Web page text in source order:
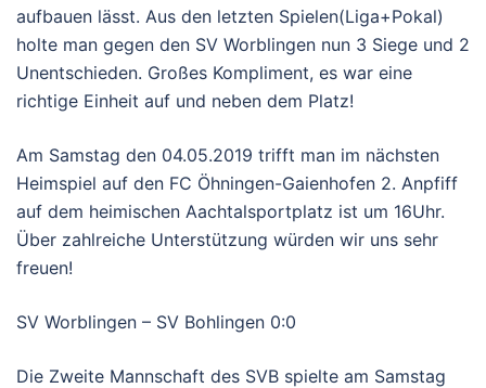
aufbauen lässt. Aus den letzten Spielen(Liga+Pokal)
holte man gegen den SV Worblingen nun 3 Siege und 2
Unentschieden. Großes Kompliment, es war eine
richtige Einheit auf und neben dem Platz!
Am Samstag den 04.05.2019 trifft man im nächsten
Heimspiel auf den FC Öhningen-Gaienhofen 2. Anpfiff
auf dem heimischen Aachtalsportplatz ist um 16Uhr.
Über zahlreiche Unterstützung würden wir uns sehr
freuen!
SV Worblingen – SV Bohlingen 0:0
Die Zweite Mannschaft des SVB spielte am Samstag